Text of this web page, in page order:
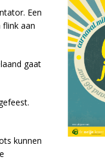
Een
aan
gaat
kunnen